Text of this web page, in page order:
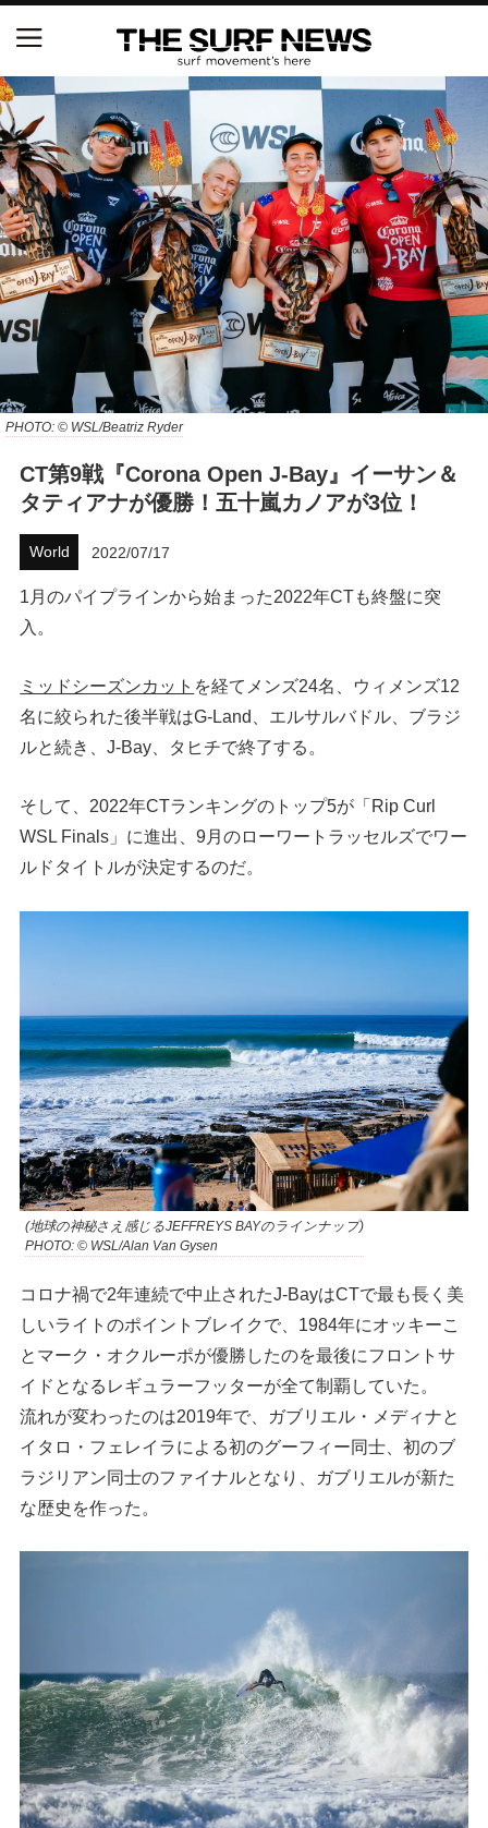
PHOTO: © WSL/Beatriz Ryder
CT第9戦『Corona Open J-Bay』イーサン＆
タティアナが優勝！五十嵐カノアが3位！
World 2022/07/17
1月のパイプラインから始まった2022年CTも終盤に突
入。
ミッドシーズンカット を経てメンズ24名、ウィメンズ12
名に絞られた後半戦はG-Land、エルサルバドル、ブラジ
ルと続き、J-Bay、タヒチで終了する。
そして、2022年CTランキングのトップ5が「Rip Curl
WSL Finals」に進出、9月のローワートラッセルズでワー
ルドタイトルが決定するのだ。
(地球の神秘さえ感じるJEFFREYS BAYのラインナップ)
PHOTO: © WSL/Alan Van Gysen
コロナ禍で2年連続で中止されたJ-BayはCTで最も長く美
しいライトのポイントブレイクで、1984年にオッキーこ
とマーク・オクルーポが優勝したのを最後にフロントサ
イドとなるレギュラーフッターが全て制覇していた。
流れが変わったのは2019年で、ガブリエル・メディナと
イタロ・フェレイラによる初のグーフィー同士、初のブ
ラジリアン同士のファイナルとなり、ガブリエルが新た
な歴史を作った。
NSAと茅ヶ崎市が包括連携協定を締結 自治体との
協定は全国初、サーフィンを軸に地域活性化へ
【五十嵐カノア独占インタビュー】旧友レオ、ジャ
ックとの豪華プライベートセッション
S.ONE ショート＆ロング開幕戦・現地リポート（高
橋みなと）
ニュース
製品情報
特集
試合
イベント・リリース